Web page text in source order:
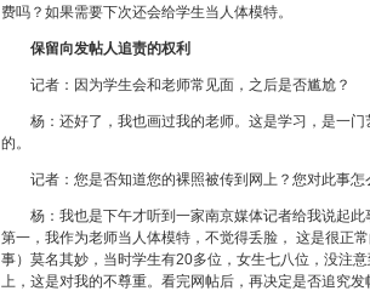
费吗？如果需要下次还会给学生当人体模特。
保留向发帖人追责的权利
记者：因为学生会和老师常见面，之后是否尴尬？
杨：还好了，我也画过我的老师。这是学习，是一
的。
记者：您是否知道您的裸照被传到网上？您对此事怎
杨：我也是下午才听到一家南京媒体记者给我说起
第一，我作为老师当人体模特，不觉得丢脸， 这是很正
事）莫名其妙，当时学生有20多位，女生七八位，没注
上，这是对我的不尊重。看完网帖后，再决定是否追究发